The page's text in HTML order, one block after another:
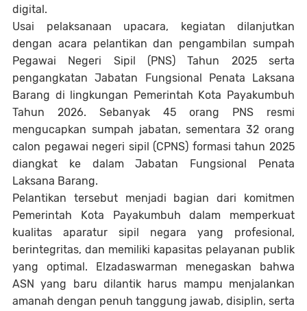
digital.
Usai pelaksanaan upacara, kegiatan dilanjutkan
dengan acara pelantikan dan pengambilan sumpah
Pegawai Negeri Sipil (PNS) Tahun 2025 serta
pengangkatan Jabatan Fungsional Penata Laksana
Barang di lingkungan Pemerintah Kota Payakumbuh
Tahun 2026. Sebanyak 45 orang PNS resmi
mengucapkan sumpah jabatan, sementara 32 orang
calon pegawai negeri sipil (CPNS) formasi tahun 2025
diangkat ke dalam Jabatan Fungsional Penata
Laksana Barang.
Pelantikan tersebut menjadi bagian dari komitmen
Pemerintah Kota Payakumbuh dalam memperkuat
kualitas aparatur sipil negara yang profesional,
berintegritas, dan memiliki kapasitas pelayanan publik
yang optimal. Elzadaswarman menegaskan bahwa
ASN yang baru dilantik harus mampu menjalankan
amanah dengan penuh tanggung jawab, disiplin, serta